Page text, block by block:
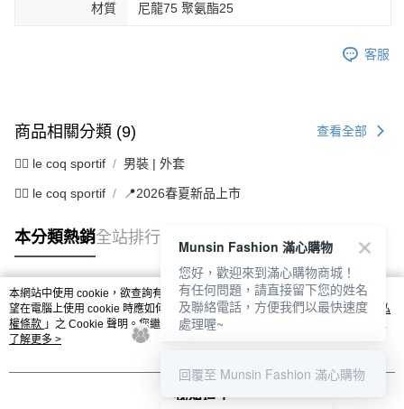
材質 尼龍75 聚氨酯25
客服
商品相關分類 (9) 查看全部
🚴‍♂️ le coq sportif 男裝 | 外套
🚴‍♂️ le coq sportif 📍2026春夏新品上市
本分類熱銷全站排行
熱門標籤
本網站中使用 cookie，欲查詢有關本網站使用 cookie 方式之詳情，及若您不希
望在電腦上使用 cookie 時應如何變更電腦的 cookie 設定，請參閱本網站「
隱私
權條款 」之 Cookie 聲明。您繼續使用本網站即表示您同意本公司得按本網站使
用條款之 Cookie 聲明使用 cookie。
了解更多 >
我知道了
Munsin Fashion 滿心購物
您好，歡迎來到滿心購物商城！
有任何問題，請直接留下您的姓名
及聯絡電話，方便我們以最快速度
處理喔~
回覆至 Munsin Fashion 滿心購物